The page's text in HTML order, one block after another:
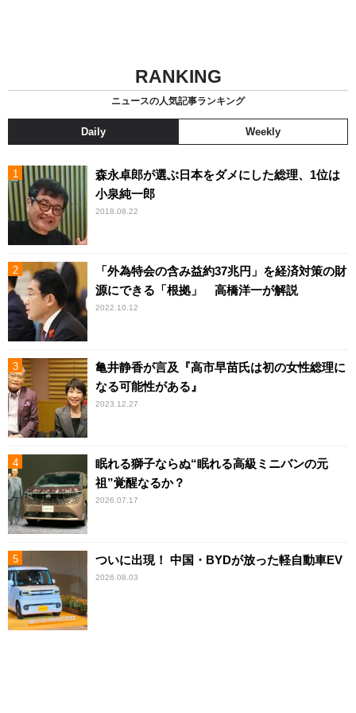
RANKING
ニュースの人気記事ランキング
Daily Weekly
森永卓郎が選ぶ日本をダメにした総理、1位は
小泉純一郎
2018.08.22
「外為特会の含み益約37兆円」を経済対策の財
源にできる「根拠」 高橋洋一が解説
2022.10.12
亀井静香が言及『高市早苗氏は初の女性総理に
なる可能性がある』
2023.12.27
眠れる獅子ならぬ“眠れる高級ミニバンの元
祖”覚醒なるか？
2026.07.17
ついに出現！ 中国・BYDが放った軽自動車EV
2026.08.03